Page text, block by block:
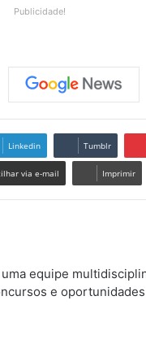
Publicidade!
Linkedin Tumblr
via e-mail Imprimir
uma equipe
e oportunidades